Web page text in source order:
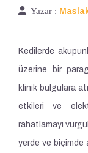
Yazar :
Kedilerde
üzerine bir
klinik bulgulara
etkileri ve
rahatlamayı
yerde ve biçimde